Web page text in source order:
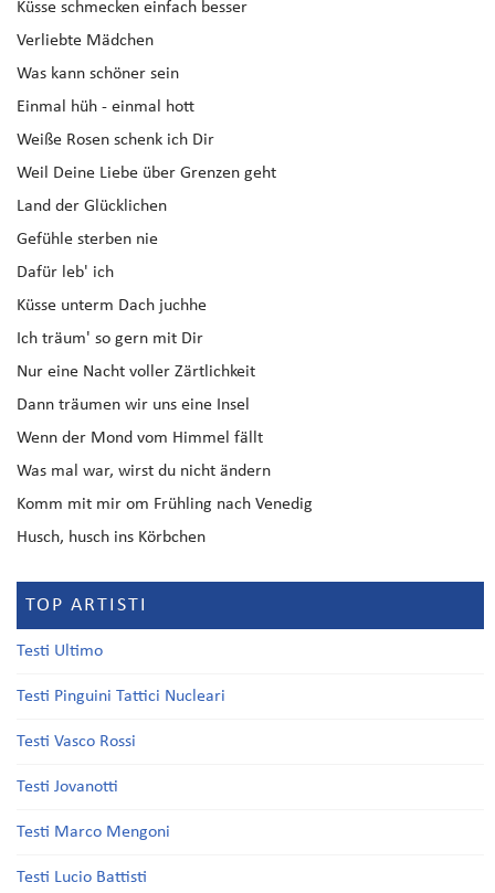
Küsse schmecken einfach besser
Verliebte Mädchen
Was kann schöner sein
Einmal hüh - einmal hott
Weiße Rosen schenk ich Dir
Weil Deine Liebe über Grenzen geht
Land der Glücklichen
Gefühle sterben nie
Dafür leb' ich
Küsse unterm Dach juchhe
Ich träum' so gern mit Dir
Nur eine Nacht voller Zärtlichkeit
Dann träumen wir uns eine Insel
Wenn der Mond vom Himmel fällt
Was mal war, wirst du nicht ändern
Komm mit mir om Frühling nach Venedig
Husch, husch ins Körbchen
TOP ARTISTI
Testi Ultimo
Testi Pinguini Tattici Nucleari
Testi Vasco Rossi
Testi Jovanotti
Testi Marco Mengoni
Testi Lucio Battisti